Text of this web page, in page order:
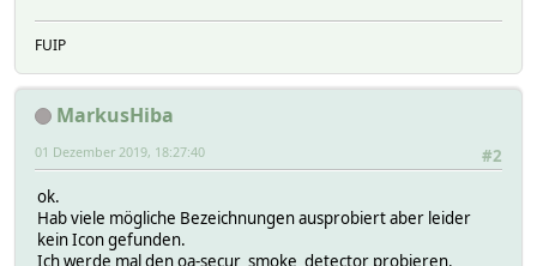
FUIP
MarkusHiba
#2
01 Dezember 2019, 18:27:40
ok.
Hab viele mögliche Bezeichnungen ausprobiert aber leider
kein Icon gefunden.
Ich werde mal den oa-secur_smoke_detector probieren.